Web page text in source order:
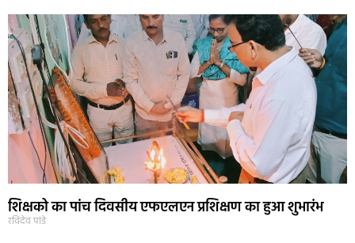
शिक्षको का पांच दिवसीय एफएलएन प्रशिक्षण का हुआ शुभारंभ
रविदेव पांडे